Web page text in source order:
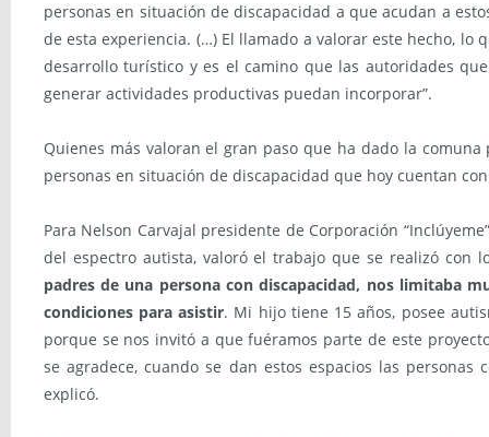
personas en situación de discapacidad a que acudan a
de esta experiencia. (…) El llamado a valorar este hecho,
desarrollo turístico y es el camino que las autoridades
generar actividades productivas puedan incorporar”.
Quienes más valoran el gran paso que ha dado la
personas en situación de discapacidad que hoy cuentan
Para Nelson Carvajal presidente de Corporación
del espectro autista, valoró el trabajo que se realizó con
padres de una persona con discapacidad, nos limitaba
condiciones para asistir. Mi hijo tiene 15 años, posee
porque se nos invitó a que fuéramos parte de este
se agradece, cuando se dan estos espacios las
explicó.